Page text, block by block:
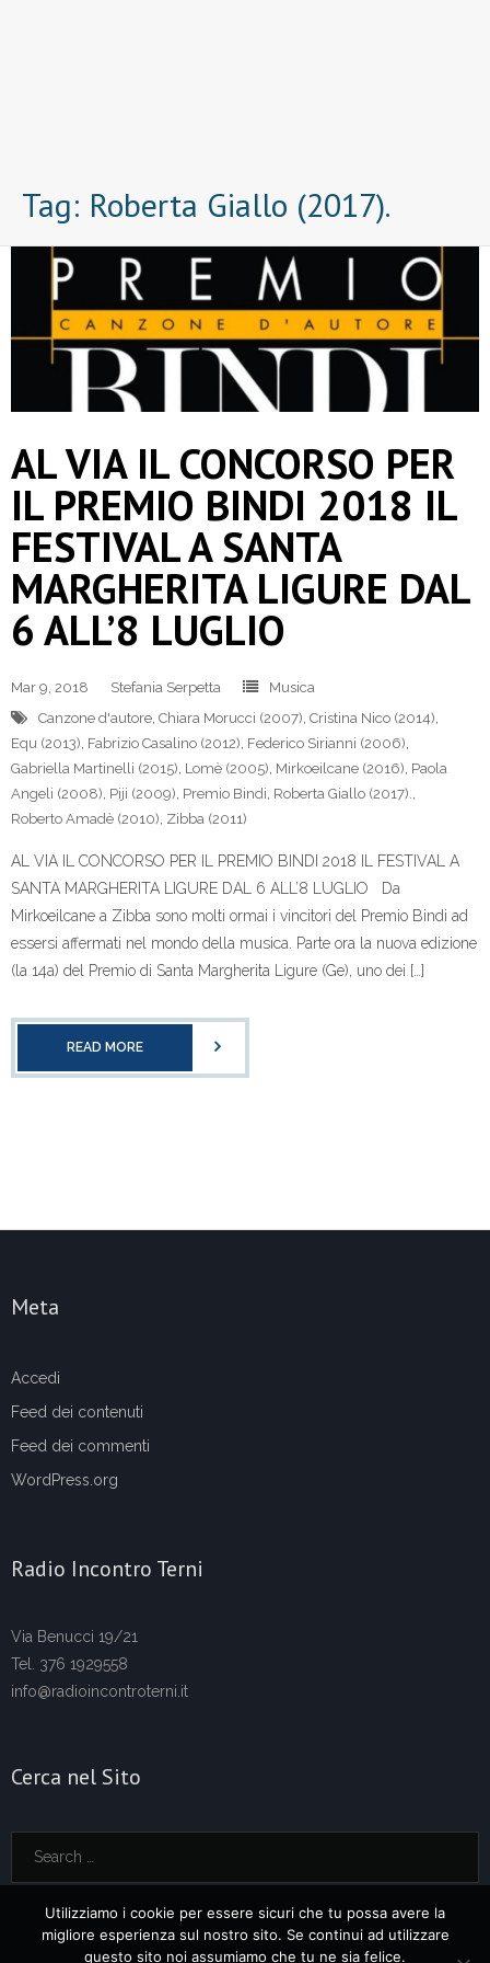
Tag: Roberta Giallo (2017).
AL VIA IL CONCORSO PER
IL PREMIO BINDI 2018 IL
FESTIVAL A SANTA
MARGHERITA LIGURE DAL
6 ALL’8 LUGLIO
Mar 9, 2018 Stefania Serpetta
Musica
Canzone d'autore Chiara Morucci (2007) Cristina Nico (2014)
Equ (2013) Fabrizio Casalino (2012) Federico Sirianni (2006)
Gabriella Martinelli (2015) Lomè (2005) Mirkoeilcane (2016) Paola
Angeli (2008) Piji (2009) Premio Bindi Roberta Giallo (2017).
Roberto Amadè (2010) Zibba (2011)
AL VIA IL CONCORSO PER IL PREMIO BINDI 2018 IL FESTIVAL A
SANTA MARGHERITA LIGURE DAL 6 ALL’8 LUGLIO Da
Mirkoeilcane a Zibba sono molti ormai i vincitori del Premio Bindi ad
essersi affermati nel mondo della musica. Parte ora la nuova edizione
(la 14a) del Premio di Santa Margherita Ligure (Ge), uno dei […]
READ MORE
Meta
Accedi
Feed dei contenuti
Feed dei commenti
WordPress.org
Radio Incontro Terni
Via Benucci 19/21
Tel. 376 1929558
info@radioincontroterni.it
Cerca nel Sito
Utilizziamo i cookie per essere sicuri che tu possa avere la
migliore esperienza sul nostro sito. Se continui ad utilizzare
questo sito noi assumiamo che tu ne sia felice.